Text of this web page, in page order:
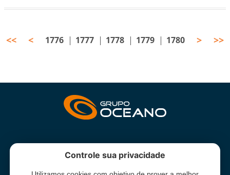
<< < 1776 1777 1778 1779 1780 > >>
INSTITUCIONAL
Controle sua privacidade